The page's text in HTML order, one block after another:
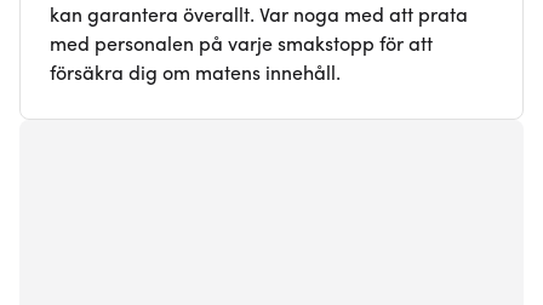
kan garantera överallt. Var noga med att prata
med personalen på varje smakstopp för att
försäkra dig om matens innehåll.